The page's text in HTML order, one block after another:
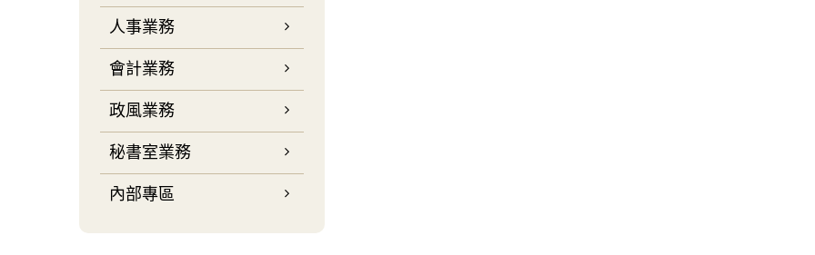
人事業務
會計業務
政風業務
秘書室業務
內部專區